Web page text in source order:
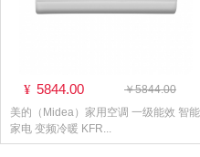
¥ 5844.00
￥5844.00
美的（Midea）家用空调 一级能效 智能
家电 变频冷暖 KFR...